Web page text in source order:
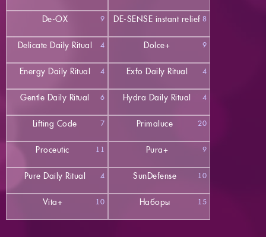
De-OX 9 DE-SENSE instant relief 8
Delicate Daily Ritual 4 Dolce+ 9
Energy Daily Ritual 4 Exfo Daily Ritual 4
Gentle Daily Ritual 6 Hydra Daily Ritual 4
Lifting Code 7 Primaluce 20
Proceutic 11 Pura+ 9
Pure Daily Ritual 4 SunDefense 10
Vita+ 10 Наборы 15